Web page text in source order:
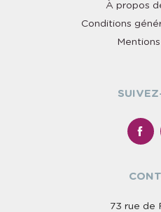
À propos
Conditions
73 rue de